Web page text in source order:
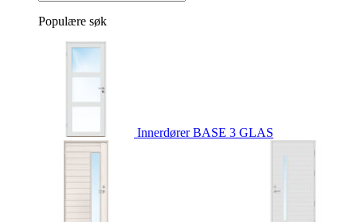
Populære søk
InnerdørerBASE 3 GLAS